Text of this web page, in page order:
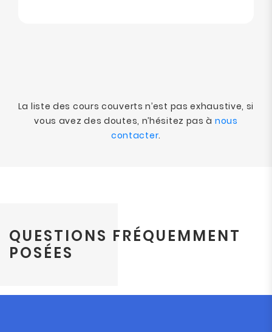
La liste des cours couverts n’est pas exhaustive, si
vous avez des doutes, n’hésitez pas à nous
contacter.
QUESTIONS FRÉQUEMMENT
POSÉES